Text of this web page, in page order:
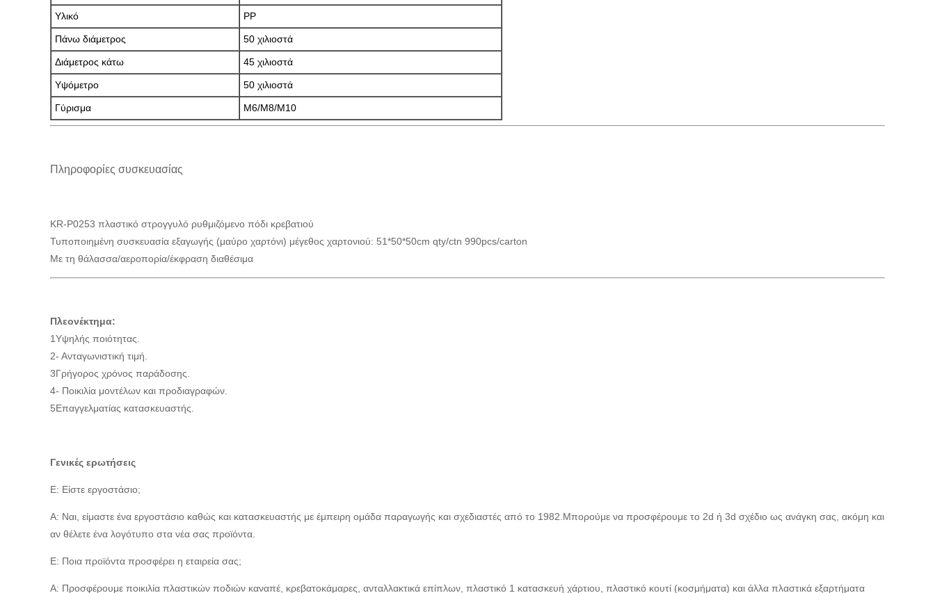
Υλικό PP
Πάνω διάμετρος 50 χιλιοστά
Διάμετρος κάτω 45 χιλιοστά
Υψόμετρο 50 χιλιοστά
Γύρισμα M6/M8/M10
Πληροφορίες συσκευασίας
KR-P0253 πλαστικό στρογγυλό ρυθμιζόμενο πόδι κρεβατιού
Τυποποιημένη συσκευασία εξαγωγής (μαύρο χαρτόνι) μέγεθος χαρτονιού: 51*50*50cm qty/ctn 990pcs/carton
Με τη θάλασσα/αεροπορία/έκφραση διαθέσιμα
Πλεονέκτημα:
1Υψηλής ποιότητας.
2- Ανταγωνιστική τιμή.
3Γρήγορος χρόνος παράδοσης.
4- Ποικιλία μοντέλων και προδιαγραφών.
5Επαγγελματίας κατασκευαστής.
Γενικές ερωτήσεις
Ε: Είστε εργοστάσιο;
Α: Ναι, είμαστε ένα εργοστάσιο καθώς και κατασκευαστής με έμπειρη ομάδα παραγωγής και σχεδιαστές από το 1982.Μπορούμε να προσφέρουμε το 2d ή 3d σχέδιο ως ανάγκη σας, ακόμη και
αν θέλετε ένα λογότυπο στα νέα σας προϊόντα.
Ε: Ποια προϊόντα προσφέρει η εταιρεία σας;
Α: Προσφέρουμε ποικιλία πλαστικών ποδιών καναπέ, κρεβατοκάμαρες, ανταλλακτικά επίπλων, πλαστικό 1 κατασκευή χάρτιου, πλαστικό κουτί (κοσμήματα) και άλλα πλαστικά εξαρτήματα